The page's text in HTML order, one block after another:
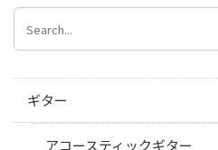
ギター
アコースティックギター